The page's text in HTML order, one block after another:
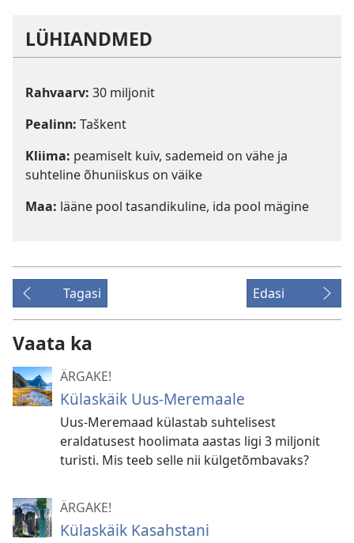
LÜHIANDMED
Rahvaarv: 30 miljonit
Pealinn: Taškent
Kliima: peamiselt kuiv, sademeid on vähe ja
suhteline õhuniiskus on väike
Maa: lääne pool tasandikuline, ida pool mägine
Tagasi Edasi
Vaata ka
ÄRGAKE!
Külaskäik Uus-Meremaale
Uus-Meremaad külastab suhtelisest
eraldatusest hoolimata aastas ligi 3 miljonit
turisti. Mis teeb selle nii külgetõmbavaks?
ÄRGAKE!
Külaskäik Kasahstani